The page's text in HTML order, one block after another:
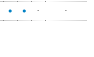
● ● - -